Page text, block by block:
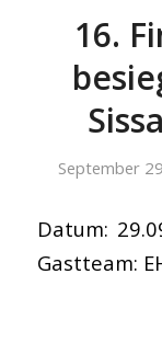
16.
September
Datum:
Gastteam: